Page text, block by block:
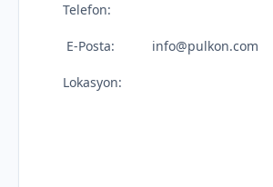
Telefon:
E-Posta: info@pulkon.com
Lokasyon: